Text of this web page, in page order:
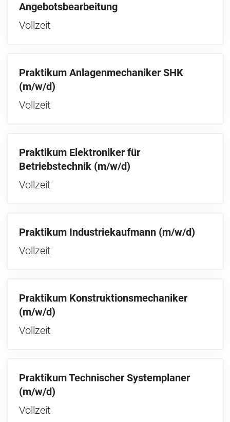
Angebotsbearbeitung
Vollzeit
Praktikum Anlagenmechaniker SHK
(m/w/d)
Vollzeit
Praktikum Elektroniker für
Betriebstechnik (m/w/d)
Vollzeit
Praktikum Industriekaufmann (m/w/d)
Vollzeit
Praktikum Konstruktionsmechaniker
(m/w/d)
Vollzeit
Praktikum Technischer Systemplaner
(m/w/d)
Vollzeit